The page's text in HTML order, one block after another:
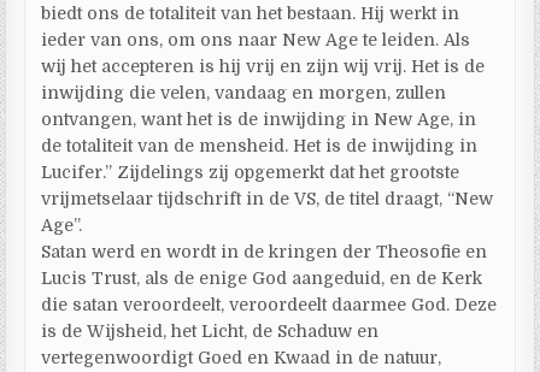
biedt ons de totaliteit van het bestaan. Hij werkt in
ieder van ons, om ons naar New Age te leiden. Als
wij het accepteren is hij vrij en zijn wij vrij. Het is de
inwijding die velen, vandaag en morgen, zullen
ontvangen, want het is de inwijding in New Age, in
de totaliteit van de mensheid. Het is de inwijding in
Lucifer.” Zijdelings zij opgemerkt dat het grootste
vrijmetselaar tijdschrift in de VS, de titel draagt, “New
Age”.
Satan werd en wordt in de kringen der Theosofie en
Lucis Trust, als de enige God aangeduid, en de Kerk
die satan veroordeelt, veroordeelt daarmee God. Deze
is de Wijsheid, het Licht, de Schaduw en
vertegenwoordigt Goed en Kwaad in de natuur,